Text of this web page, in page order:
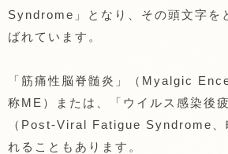
Syndrome」となり、その頭文字を
ばれています。
「筋痛性脳脊髄炎」（Myalgic
称ME）または、「ウイルス感染後
（Post-Viral Fatigue Syndrome、
れることもあります。